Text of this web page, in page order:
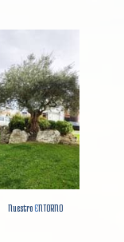
NuestroENTORNO